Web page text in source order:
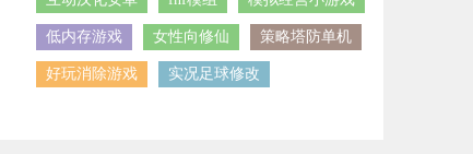
低内存游戏 女性向修仙 策略塔防单机
好玩消除游戏 实况足球修改